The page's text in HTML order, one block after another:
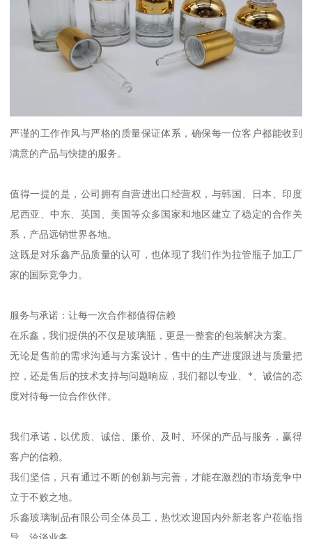
严谨的工作作风与严格的质量保证体系，确保每一位客户都能收到
满意的产品与快捷的服务。
值得一提的是，公司拥有自营进出口经营权，与韩国、日本、印度
尼西亚、中东、英国、美国等众多国家和地区建立了稳定的合作关
系，产品远销世界各地。
这既是对乐鑫产品质量的认可，也体现了我们作为拉管瓶子加工厂
家的国际竞争力。
服务与承诺：让每一次合作都值得信赖
在乐鑫，我们提供的不仅是玻璃瓶，更是一整套的包装解决方案。
无论是售前的需求沟通与方案设计，售中的生产进度跟进与质量把
控，还是售后的技术支持与问题响应，我们都以专业、*、诚信的态
度对待每一位合作伙伴。
我们承诺，以优质、诚信、廉价、及时、环保的产品与服务，赢得
客户的信赖。
我们坚信，只有通过不断的创新与完善，才能在激烈的市场竞争中
立于不败之地。
乐鑫玻璃制品有限公司全体员工，热忱欢迎国内外新老客户莅临指